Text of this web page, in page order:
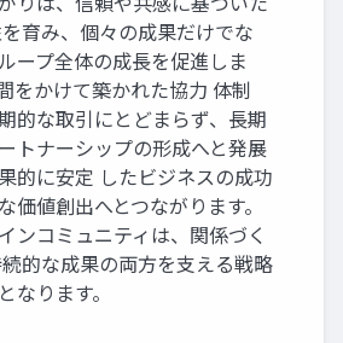
育み、個々の成果だけでな
ープ全体の成長を促進しま
をかけて築かれた協力 体制
的な取引にとどまらず、長期
トナーシップの形成へと発展
的に安定 したビジネスの成功
価値創出へとつながります。
ンコミュニティは、関係づく
続的な成果の両方を支える戦略
なります。